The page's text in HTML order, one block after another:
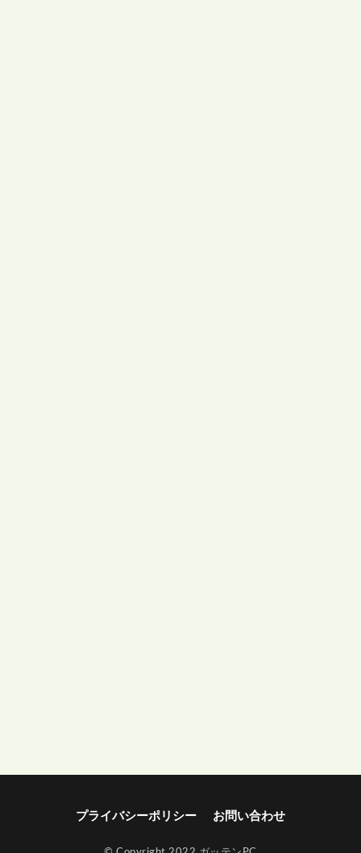
プライバシーポリシー お問い合わせ